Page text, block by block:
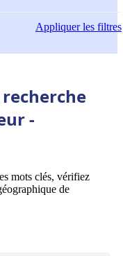
Appliquerles filtres
-
mots clés, vérifiez
de